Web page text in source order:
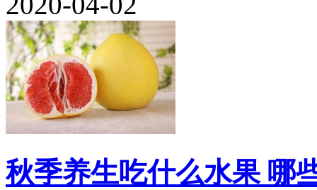
秋季养生吃什么水果 哪